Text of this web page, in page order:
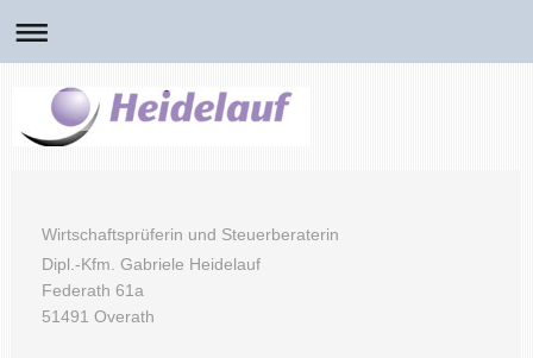
Wirtschaftsprüferin und Steuerberaterin
Dipl.-Kfm. Gabriele Heidelauf
Federath 61a
51491 Overath